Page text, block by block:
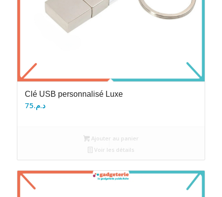
Clé USB personnalisé Luxe
د.م.75
Ajouter au panier
Voir les détails